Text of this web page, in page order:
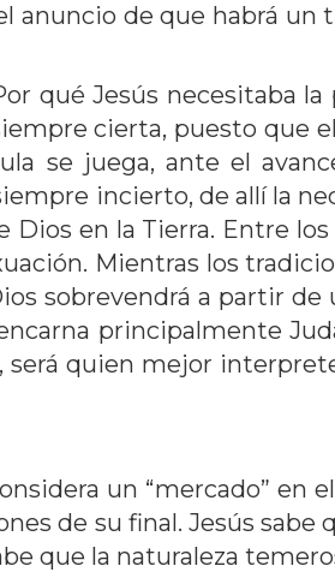
anuncio de que habrá
qué Jesús necesitaba
cierta, puesto que
se juega, ante el
incierto, de allí la
en la Tierra. Entre
Mientras los
sobrevendrá a partir
principalmente
quien mejor
un “mercado” en
de su final. Jesús
que la naturaleza